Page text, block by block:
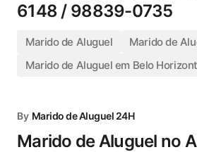
6148 / 98839-0735
Marido de Aluguel
Marido de
Marido de Aluguel em Belo
By Marido de Aluguel 24H
Marido de Aluguel no